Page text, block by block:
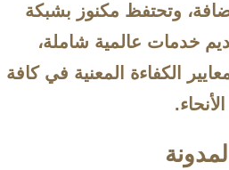
وتحتفظ مكنوز بشبكة
خدمات عالمية شاملة،
الكفاءة المعنية في كافة
الأنحاء.
المدونة